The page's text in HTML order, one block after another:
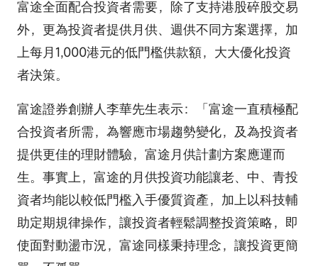
富途全面配合投資者需要，除了支持港股碎股交易
外，更為投資者提供月供、週供不同方案選擇，加
上每月1,000港元的低門檻供款額，大大優化投資
者決策。
富途證券創辦人李華先生表示：「富途一直積極配
合投資者所需，為響應市場趨勢變化，及為投資者
提供更佳的理財體驗，富途月供計劃方案應運而
生。事實上，富途的月供投資功能讓老、中、青投
資者均能以較低門檻入手優質資產，加上以科技輔
助定期規律操作，讓投資者輕鬆調整投資策略，即
使面對動盪市況，富途同樣秉持理念，讓投資更簡